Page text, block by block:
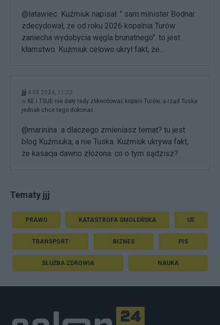
@latawiec Kuźmiuk napisał: " sam minister Bodnar
zdecydował, że od roku 2026 kopalnia Turów
zaniecha wydobycia węgla brunatnego". to jest
kłamstwo. Kuźmiuk celowo ukrył fakt, że...
jjj 4.08.2024, 11:22
w KE i TSUE nie dały rady zlikwidować kopani Turów, a rząd Tuska
jednak chce tego dokonać
@marinina a dlaczego zmieniasz temat? tu jest
blog Kuźmiuka, a nie Tuska. Kuźmiuk ukrywa fakt,
że kasacja dawno złożona. co o tym sądzisz?
Tematy jjj
PRAWO KATASTROFA SMOLEŃSKA UE
TRANSPORT BIZNES PIS
SŁUŻBA ZDROWIA NAUKA